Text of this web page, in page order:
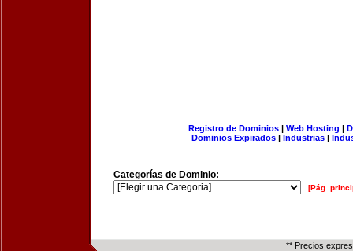
Registro de Dominios| Web Hosting |
Dominios Expirados | Industrias |
Categorías de Dominio:
[Pág.
** Precios